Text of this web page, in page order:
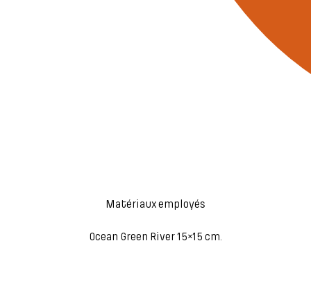
Matériaux employés
Ocean Green River 15×15 cm.